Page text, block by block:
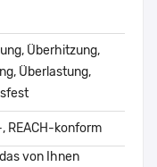
Überhitzung,
Überlastung,
REACH-konform
von Ihnen